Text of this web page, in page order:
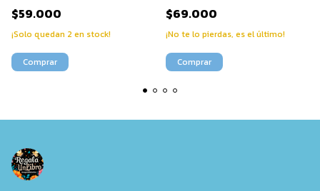
$59.000
¡Solo quedan 2 en stock!
$69.000
¡No te lo pierdas, es el último!